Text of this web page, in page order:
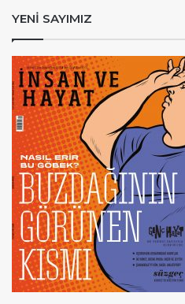
YENİ SAYIMIZ